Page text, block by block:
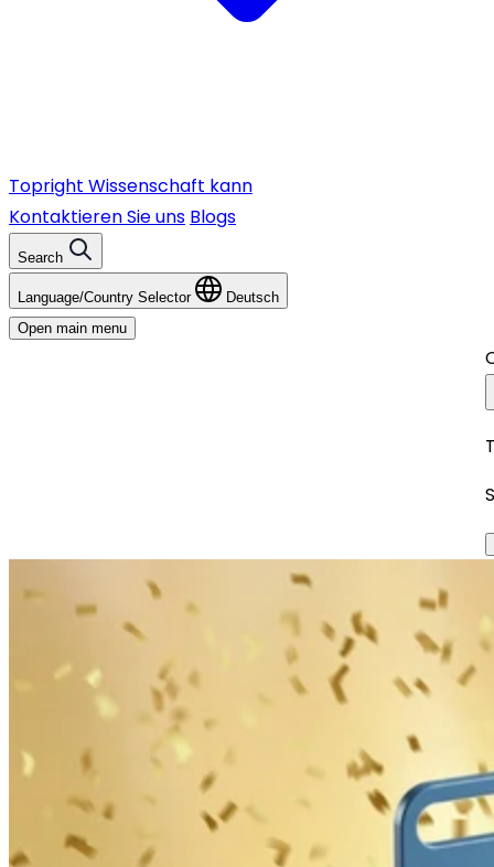
Topright Wissenschaft kann
Kontaktieren Sie uns Blogs
Search
Language/Country Selector
Deutsch
Open main menu